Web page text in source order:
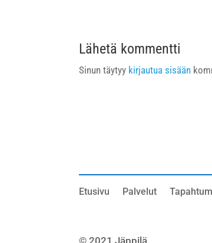
Lähetä kommentti
Sinun täytyy kirjautua sisään
Etusivu Palvelut